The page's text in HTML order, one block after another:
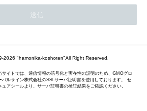
2026 "hamonika-koshoten"All Right Reserved.
サイトでは、通信情報の暗号化と実在性の証明のため、GMOグロ
バルサイン株式会社のSSLサーバ証明書を使用しております。 セ
ュアシールより、サーバ証明書の検証結果をご確認ください。